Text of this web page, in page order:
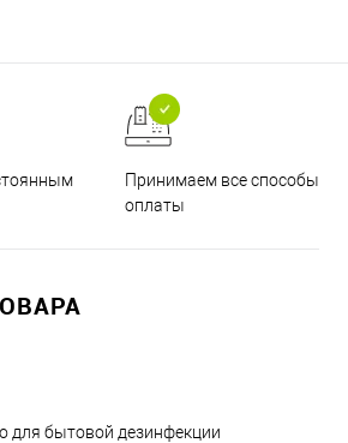
Принимаем все способы
оплаты
для бытовой дезинфекции